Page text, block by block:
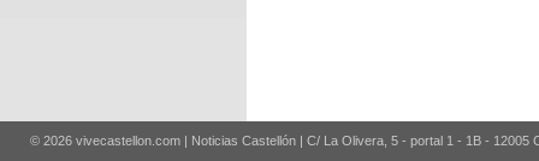
© 2026 vivecastellon.com | Noticias Castellón | C/ La Olivera, 5 - portal 1 - 1B - 12005